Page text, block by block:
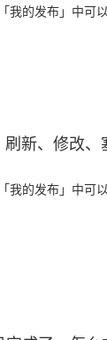
我的发布」中可
新、修改、
我的发布」中可